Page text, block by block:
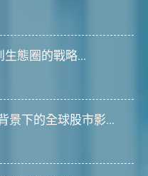
生態圈的戰略...
景下的全球股市影...